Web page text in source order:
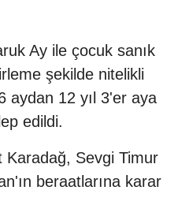
Ay ile çocuk sanık
şekilde nitelikli
aydan 12 yıl 3'er aya
edildi.
Karadağ, Sevgi Timur
beraatlarına karar